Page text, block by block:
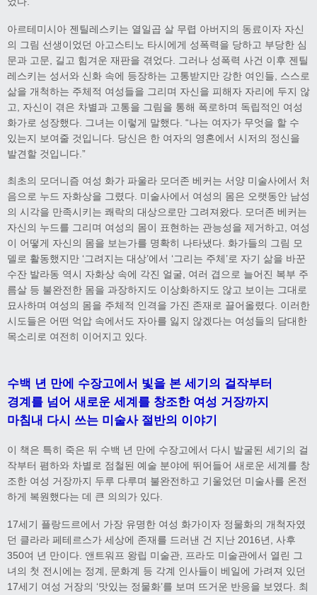
아르테미시아 젠틸레스키는 열일곱 살 무렵 아버지의 동료이자 자신
의 그림 선생이었던 아고스티노 타시에게 성폭력을 당하고 부당한 심
문과 고문, 길고 힘겨운 재판을 겪었다. 그러나 성폭력 사건 이후 젠틸
레스키는 성서와 신화 속에 등장하는 고통받지만 강한 여인들, 스스로
삶을 개척하는 주체적 여성들을 그리며 자신을 피해자 자리에 두지 않
고, 자신이 겪은 차별과 고통을 그림을 통해 폭로하며 독립적인 여성
화가로 성장했다. 그녀는 이렇게 말했다. “나는 여자가 무엇을 할 수
있는지 보여줄 것입니다. 당신은 한 여자의 영혼에서 시저의 정신을
발견할 것입니다.”
최초의 모더니즘 여성 화가 파울라 모더존 베커는 서양 미술사에서 처
음으로 누드 자화상을 그렸다. 미술사에서 여성의 몸은 오랫동안 남성
의 시각을 만족시키는 쾌락의 대상으로만 그려져왔다. 모더존 베커는
자신의 누드를 그리며 여성의 몸이 표현하는 관능성을 제거하고, 여성
이 어떻게 자신의 몸을 보는가를 명확히 나타냈다. 화가들의 그림 모
델로 활동했지만 ‘그려지는 대상’에서 ‘그리는 주체’로 자기 삶을 바꾼
수잔 발라동 역시 자화상 속에 각진 얼굴, 여러 겹으로 늘어진 복부 주
름살 등 불완전한 몸을 과장하지도 이상화하지도 않고 보이는 그대로
묘사하며 여성의 몸을 주체적 인격을 가진 존재로 끌어올렸다. 이러한
시도들은 어떤 억압 속에서도 자아를 잃지 않겠다는 여성들의 담대한
목소리로 여전히 이어지고 있다.
수백 년 만에 수장고에서 빛을 본 세기의 걸작부터
경계를 넘어 새로운 세계를 창조한 여성 거장까지
마침내 다시 쓰는 미술사 절반의 이야기
이 책은 특히 죽은 뒤 수백 년 만에 수장고에서 다시 발굴된 세기의 걸
작부터 폄하와 차별로 점철된 예술 분야에 뛰어들어 새로운 세계를 창
조한 여성 거장까지 두루 다루며 불완전하고 기울었던 미술사를 온전
하게 복원했다는 데 큰 의의가 있다.
17세기 플랑드르에서 가장 유명한 여성 화가이자 정물화의 개척자였
던 클라라 페테르스가 세상에 존재를 드러낸 건 지난 2016년, 사후
350여 년 만이다. 앤트워프 왕립 미술관, 프라도 미술관에서 열린 그
녀의 첫 전시에는 정계, 문화계 등 각계 인사들이 베일에 가려져 있던
17세기 여성 거장의 ‘맛있는 정물화’를 보며 뜨거운 반응을 보였다. 최